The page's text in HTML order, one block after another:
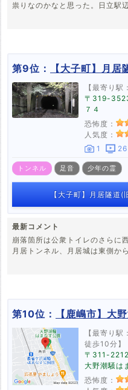
祟りなのかなと思った。日立駅
第9位： 【大子町】月
【最寄り
〒319-
７４
恐怖度：
人気度：
1
26
トンネル 足音 少年の霊
【大子町】月居隧道
最新コメント
崩落箇所は公衆トイレのさらに
月居トンネル、月居城は東側か
第10位： 【鹿嶋市】大
【最寄り
徒歩10分】
〒311-
大野潮騒は
恐怖度：